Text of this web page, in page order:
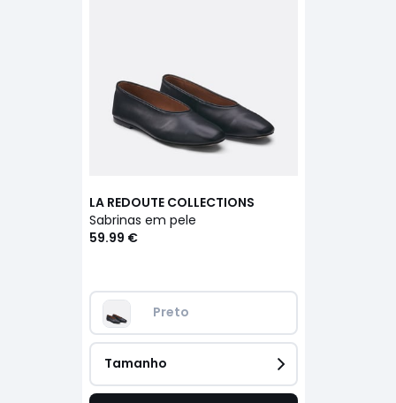
LA REDOUTE COLLECTIONS
Sabrinas em pele
59.99 €
Preto
Tamanho